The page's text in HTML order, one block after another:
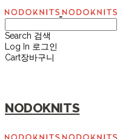
Search 검색
Log In 로그인
Cart장바구니
NODOKNITS